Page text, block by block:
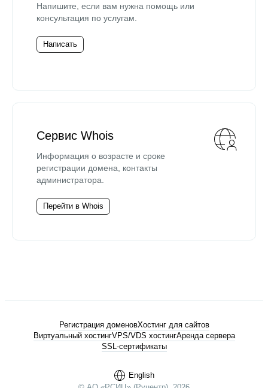
Напишите, если вам нужна помощь или
консультация по услугам.
Написать
Сервис Whois
Информация о возрасте и сроке
регистрации домена, контакты
администратора.
Перейти в Whois
English
Регистрация доменовХостинг для сайтов
Виртуальный хостингVPS/VDS хостингАренда сервера
SSL-сертификаты